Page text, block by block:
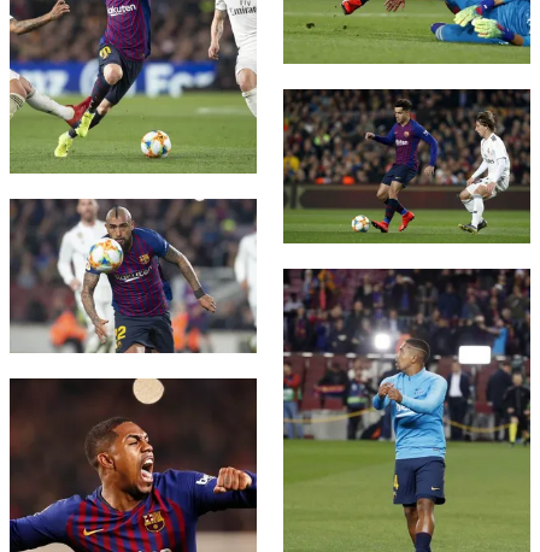
FC Barcelona club badge
FC Barcelona club badge
FC Barcelona club badge
FC Barcelona club badge